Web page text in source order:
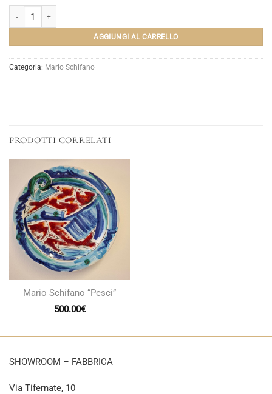
AGGIUNGI AL CARRELLO
Categoria: Mario Schifano
PRODOTTI CORRELATI
Mario Schifano “Pesci”
500.00€
SHOWROOM – FABBRICA
Via Tifernate, 10